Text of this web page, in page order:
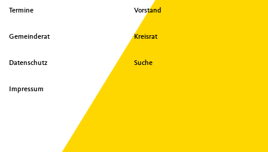
Seiten-
Termine Vorstand
Gemeinderat Kreisrat
Datenschutz Suche
Impressum